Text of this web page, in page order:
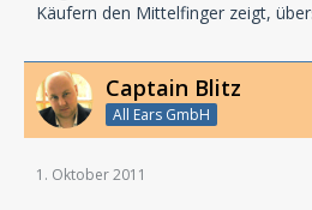
Käufern den Mittelfinger zeigt,
Captain Blitz
All Ears GmbH
1. Oktober 2011